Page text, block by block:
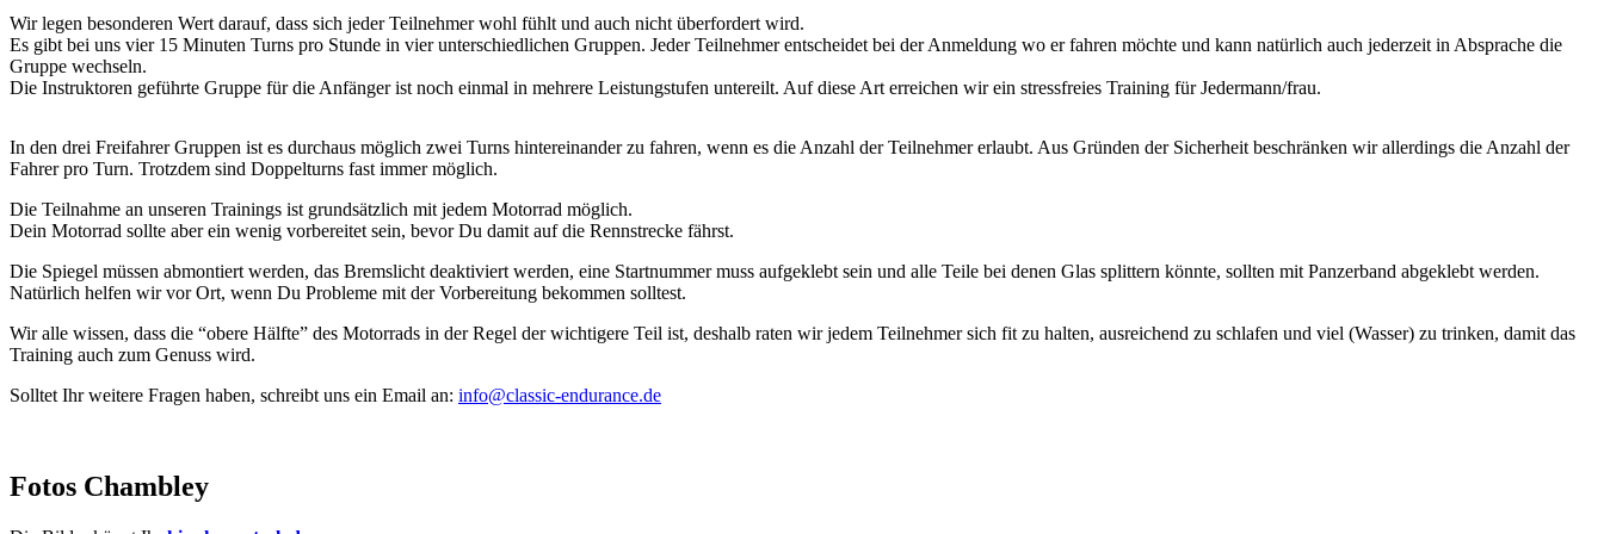
Wir legen besonderen Wert darauf, dass sich jeder Teilnehmer wohl fühlt und auch nicht überfordert wird.
Es gibt bei uns vier 15 Minuten Turns pro Stunde in vier unterschiedlichen Gruppen. Jeder Teilnehmer entscheidet bei der Anmeldung wo er fahren möchte und kann natürlich auch jederzeit in Absprache die
Gruppe wechseln.
Die Instruktoren geführte Gruppe für die Anfänger ist noch einmal in mehrere Leistungstufen untereilt. Auf diese Art erreichen wir ein stressfreies Training für Jedermann/frau.
In den drei Freifahrer Gruppen ist es durchaus möglich zwei Turns hintereinander zu fahren, wenn es die Anzahl der Teilnehmer erlaubt. Aus Gründen der Sicherheit beschränken wir allerdings die Anzahl der
Fahrer pro Turn. Trotzdem sind Doppelturns fast immer möglich.
Die Teilnahme an unseren Trainings ist grundsätzlich mit jedem Motorrad möglich.
Dein Motorrad sollte aber ein wenig vorbereitet sein, bevor Du damit auf die Rennstrecke fährst.
Die Spiegel müssen abmontiert werden, das Bremslicht deaktiviert werden, eine Startnummer muss aufgeklebt sein und alle Teile bei denen Glas splittern könnte, sollten mit Panzerband abgeklebt werden.
Natürlich helfen wir vor Ort, wenn Du Probleme mit der Vorbereitung bekommen solltest.
Wir alle wissen, dass die “obere Hälfte” des Motorrads in der Regel der wichtigere Teil ist, deshalb raten wir jedem Teilnehmer sich fit zu halten, ausreichend zu schlafen und viel (Wasser) zu trinken, damit das
Training auch zum Genuss wird.
Solltet Ihr weitere Fragen haben, schreibt uns ein Email an: info@classic-endurance.de
Fotos Chambley